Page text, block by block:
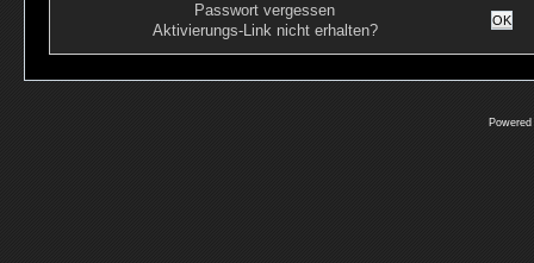
Passwort vergessen
Aktivierungs-Link nicht erhalten?
OK